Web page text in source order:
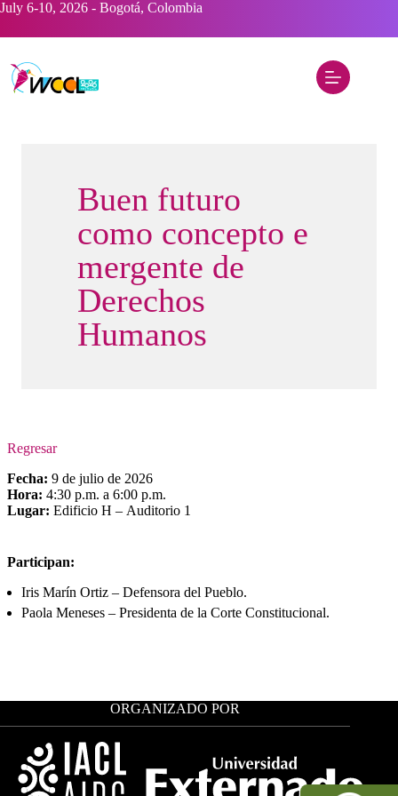
Saltar
contenido
July 6-10, 2026 - Bogotá, Colombia
Buen futuro
como concepto e
mergente de
Derechos
Humanos
Regresar
Fecha: 9 de julio de 2026
Hora: 4:30 p.m. a 6:00 p.m.
Lugar: Edificio H – Auditorio 1
Participan:
Iris Marín Ortiz – Defensora del Pueblo.
Paola Meneses – Presidenta de la Corte Constitucional.
ORGANIZADO POR